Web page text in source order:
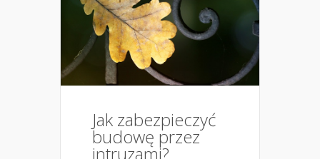
Jak zabezpieczyć
budowę przez
intruzami?